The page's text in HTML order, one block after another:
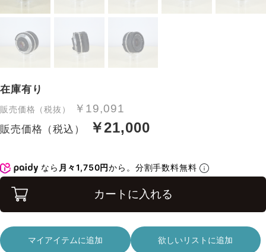
在庫有り
販売価格（税抜） ￥19,091
販売価格（税込） ￥21,000
なら 月々1,750円から。分割手数料無料
カートに入れる
マイアイテムに追加 欲しいリストに追加